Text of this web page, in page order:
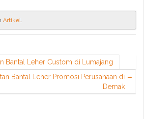
Artikel.
Bantal Leher Custom di Lumajang
Bantal Leher Promosi Perusahaan di
Demak